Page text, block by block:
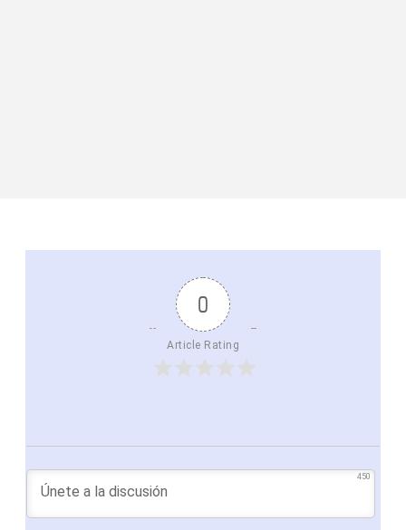
0
Article Rating
450